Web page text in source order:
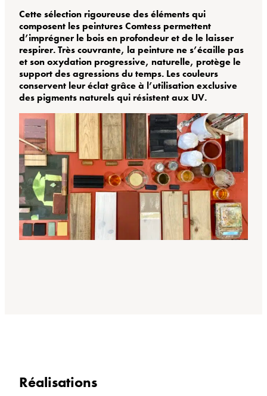
Cette sélection rigoureuse des éléments qui
composent les peintures Comtess permettent
d’imprégner le bois en profondeur et de le laisser
respirer. Très couvrante, la peinture ne s’écaille pas
et son oxydation progressive, naturelle, protège le
support des agressions du temps. Les couleurs
conservent leur éclat grâce à l’utilisation exclusive
des pigments naturels qui résistent aux UV.
Réalisations